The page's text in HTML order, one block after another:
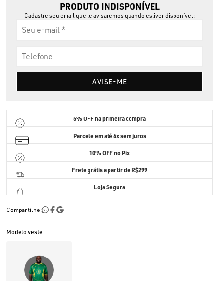
PRODUTO INDISPONÍVEL
Cadastre seu email que te avisaremos quando estiver disponível:
AVISE-ME
5% OFFna primeira compra
Parcele em até6x sem juros
10% OFF no Pix
Frete grátis a partir de R$299
Loja Segura
Compartilhe:
Modelo veste